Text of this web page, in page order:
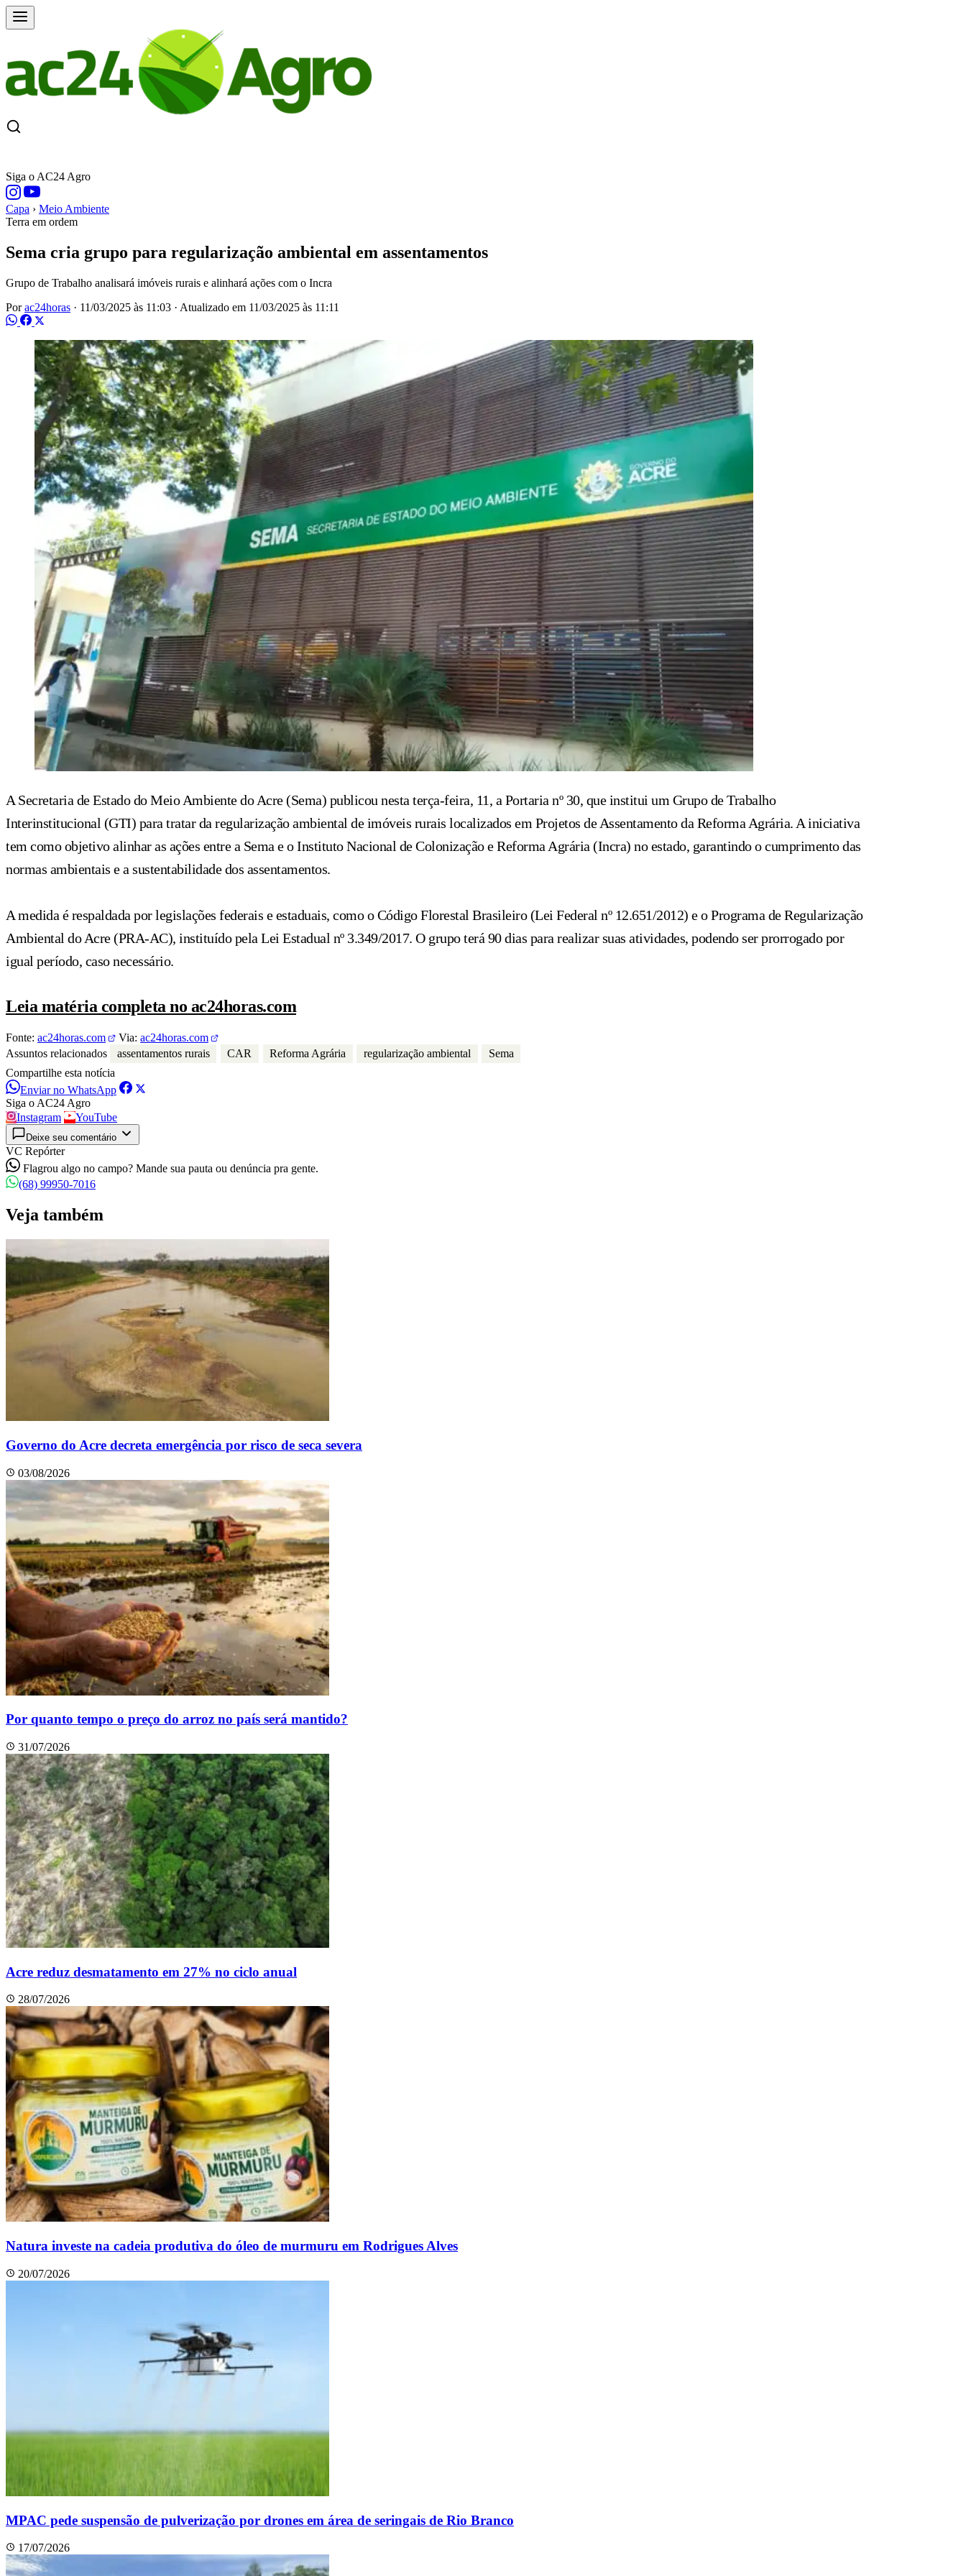
Siga o AC24 Agro
Capa › Meio Ambiente
Terra em ordem
Sema cria grupo para regularização ambiental em assentamentos
Grupo de Trabalho analisará imóveis rurais e alinhará ações com o Incra
Porac24horas · 11/03/2025 às 11:03 · Atualizado em 11/03/2025 às 11:11
A Secretaria de Estado do Meio Ambiente do Acre (Sema) publicou nesta terça-feira, 11, a Portaria nº 30, que institui um Grupo de Trabalho
Interinstitucional (GTI) para tratar da regularização ambiental de imóveis rurais localizados em Projetos de Assentamento da Reforma Agrária. A iniciativa
tem como objetivo alinhar as ações entre a Sema e o Instituto Nacional de Colonização e Reforma Agrária (Incra) no estado, garantindo o cumprimento das
normas ambientais e a sustentabilidade dos assentamentos.
A medida é respaldada por legislações federais e estaduais, como o Código Florestal Brasileiro (Lei Federal nº 12.651/2012) e o Programa de Regularização
Ambiental do Acre (PRA-AC), instituído pela Lei Estadual nº 3.349/2017. O grupo terá 90 dias para realizar suas atividades, podendo ser prorrogado por
igual período, caso necessário.
Leia matéria completa no ac24horas.com
Fonte: ac24horas.com Via: ac24horas.com
Assuntos relacionados
assentamentos rurais CAR Reforma Agrária regularização ambiental
Sema
Compartilhe esta notícia
Enviar no WhatsApp
Siga o AC24 Agro
Instagram
YouTube
Deixe seu comentário
VC Repórter
Flagrou algo no campo? Mande sua pauta ou denúncia pra gente.
(68) 99950-7016
Veja também
Governo do Acre decreta emergência por risco de seca severa
03/08/2026
Por quanto tempo o preço do arroz no país será mantido?
31/07/2026
Acre reduz desmatamento em 27% no ciclo anual
28/07/2026
Natura investe na cadeia produtiva do óleo de murmuru em Rodrigues Alves
20/07/2026
MPAC pede suspensão de pulverização por drones em área de seringais de Rio Branco
17/07/2026